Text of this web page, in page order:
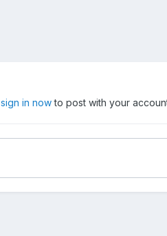
sign in nowto post with your